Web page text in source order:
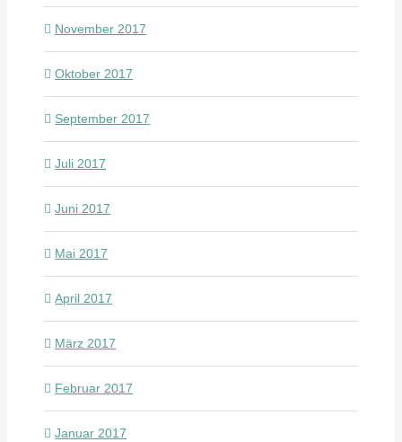
November 2017
Oktober 2017
September 2017
Juli 2017
Juni 2017
Mai 2017
April 2017
März 2017
Februar 2017
Januar 2017